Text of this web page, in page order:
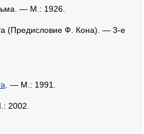
— М.: 1926.
(Предисловие Ф. Кона). — 3-е
. — М.: 1991.
2002.